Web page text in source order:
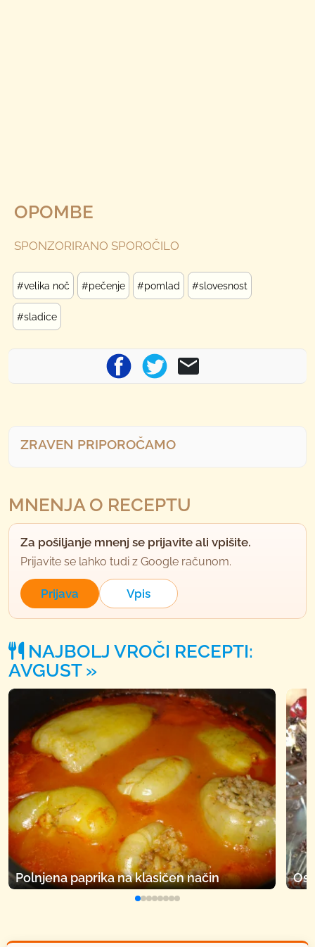
OPOMBE
SPONZORIRANO SPOROČILO
#velika noč #pečenje #pomlad #slovesnost
#sladice
ZRAVEN PRIPOROČAMO
MNENJA O RECEPTU
Za pošiljanje mnenj se prijavite ali vpišite.
Prijavite se lahko tudi z Google računom.
Prijava Vpis
NAJBOLJ VROČI RECEPTI:
AVGUST
Polnjena paprika na klasičen način